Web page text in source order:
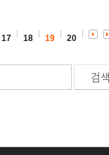
17 18 19 20